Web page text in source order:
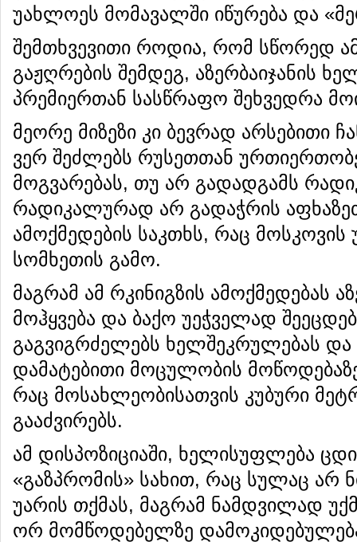
უახლოეს მომავალში იწურება და
შემთხვევითი როდია, რომ სწორედ
გაჟღრების შემდეგ, აზერბაიჯანის
პრემიერთან სასწრაფო შეხვედრა
მეორე მიზეზი კი ბევრად არსებითი
ვერ შეძლებს რუსეთთან
მოგვარებას, თუ არ გადადგამს
რადიკალურად არ გადაჭრის
ამოქმედების საკთხს, რაც
სომხეთის გამო.
მაგრამ ამ რკინიგზის ამოქმედებას
მოჰყვება და ბაქო უეჭველად
გაგვიგრძელებს ხელშეკრულებას და
დამატებითი მოცულობის
რაც მოსახლეობისათვის კუბური
გააძვირებს.
ამ დისპოზიციაში, ხელისუფლება
«გაზპრომის» სახით, რაც სულაც არ
უარის თქმას, მაგრამ ნამდვილად
ორ მომწოდებელზე